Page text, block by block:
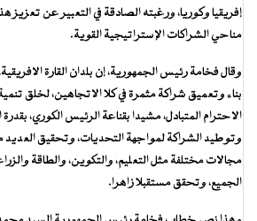
إفريقيا وكوريا، ورغبته الصادقة في التعبير عن تعزيز
مناحي الشراكات الإستراتيجية القوية.
وقال فخامة رئيس الجمهورية، إن بلدان القارة
بناء وتعميق شراكة مثمرة في كلا الاتجاهين، لخلق
الاحترام المتبادل، مشيدا بقناعة الرئيس الكوري،
وتوطيد الشراكة لمواجهة التحديات، وتحقيق العديد
مجالات مختلفة مثل التعليم، والتكوين، والطاقة
الجميع، وتحقق مستقبلا زاهرا.